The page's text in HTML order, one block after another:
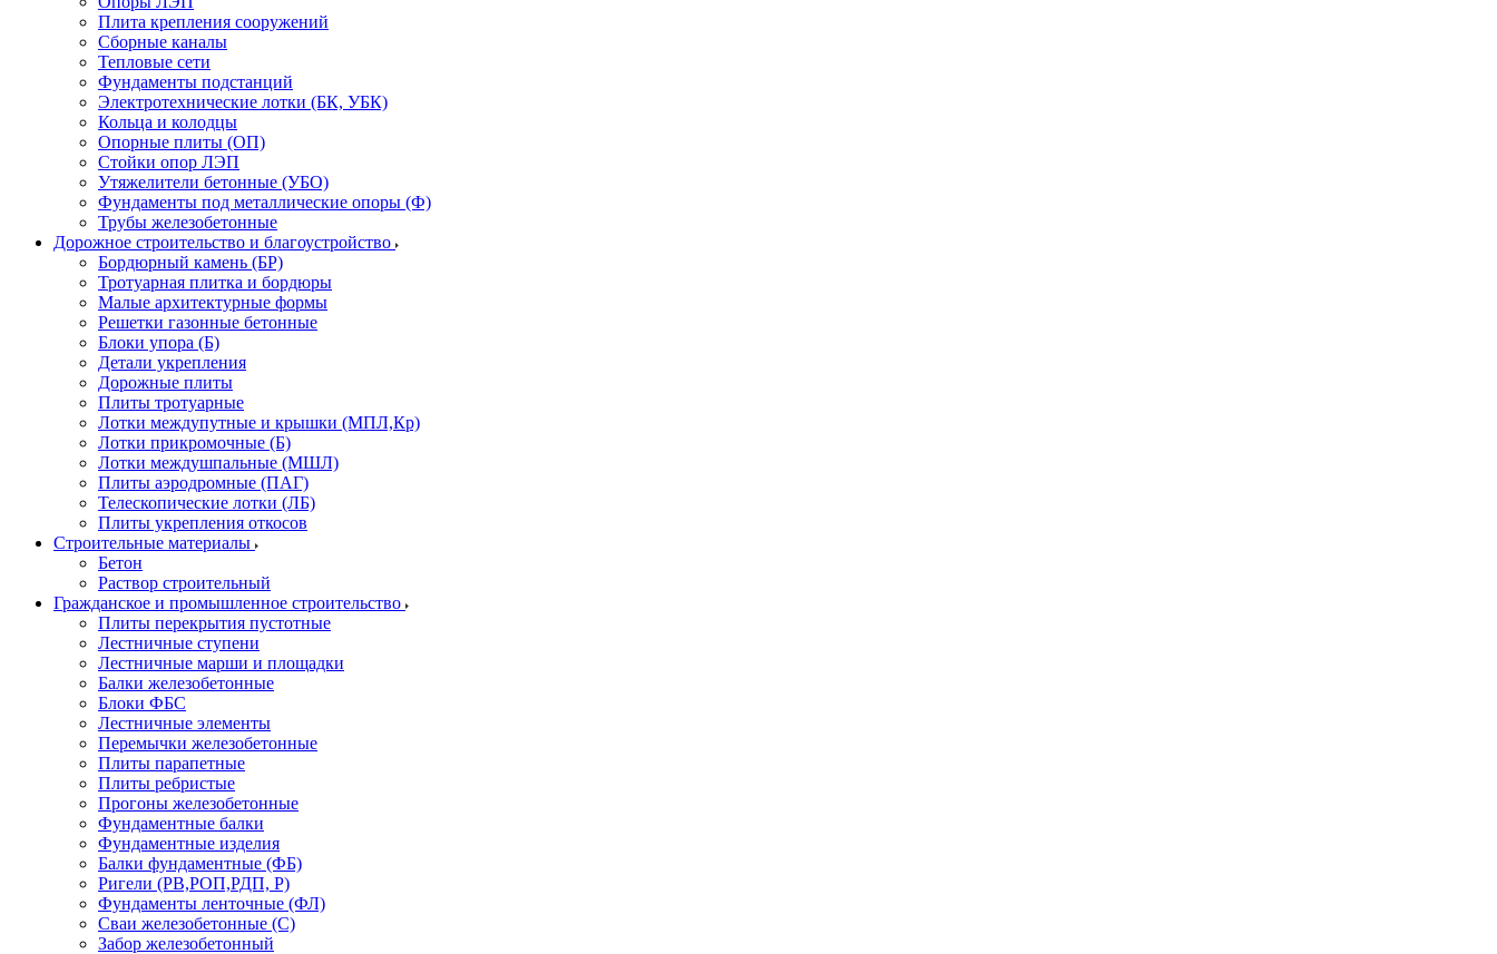
Плита крепления сооружений
Сборные каналы
Тепловые сети
Фундаменты подстанций
Электротехнические лотки (БК, УБК)
Кольца и колодцы
Опорные плиты (ОП)
Стойки опор ЛЭП
Утяжелители бетонные (УБО)
Фундаменты под металлические опоры (Ф)
Трубы железобетонные
Дорожное строительство и благоустройство
Бордюрный камень (БР)
Тротуарная плитка и бордюры
Малые архитектурные формы
Решетки газонные бетонные
Блоки упора (Б)
Детали укрепления
Дорожные плиты
Плиты тротуарные
Лотки междупутные и крышки (МПЛ,Кр)
Лотки прикромочные (Б)
Лотки междушпальные (МШЛ)
Плиты аэродромные (ПАГ)
Телескопические лотки (ЛБ)
Плиты укрепления откосов
Строительные материалы
Бетон
Раствор строительный
Гражданское и промышленное строительство
Плиты перекрытия пустотные
Лестничные ступени
Лестничные марши и площадки
Балки железобетонные
Блоки ФБС
Лестничные элементы
Перемычки железобетонные
Плиты парапетные
Плиты ребристые
Прогоны железобетонные
Фундаментные балки
Фундаментные изделия
Балки фундаментные (ФБ)
Ригели (РВ,РОП,РДП, Р)
Фундаменты ленточные (ФЛ)
Сваи железобетонные (С)
Забор железобетонный